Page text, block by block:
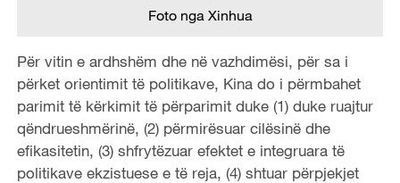
Foto nga Xinhua
Për vitin e ardhshëm dhe në vazhdimësi, për sa i
përket orientimit të politikave, Kina do i përmbahet
parimit të kërkimit të përparimit duke (1) duke ruajtur
qëndrueshmërinë, (2) përmirësuar cilësinë dhe
efikasitetin, (3) shfrytëzuar efektet e integruara të
politikave ekzistuese e të reja, (4) shtuar përpjekjet